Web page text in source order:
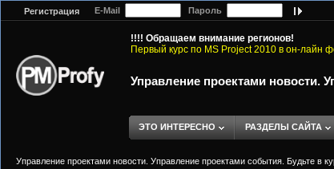
Регистрация E-Mail Пароль
!!!! Обращаем внимание регионов!
Первый курс по MS Project 2010 в он-лайн
Управление проектами новости.
ЭТО ИНТЕРЕСНО РАЗДЕЛЫ САЙТА
Управление проектами новости. Управление проектами события. Будьте в